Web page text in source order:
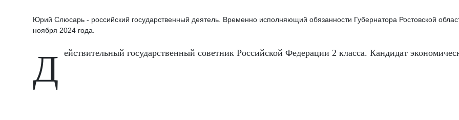
Юрий Слюсарь - российский государственный деятель. Временно исполняющий обязанности Губернатора Ростовской
ноября 2024 года.
Действительный государственный советник Российской Федерации 2 класса. Кандидат